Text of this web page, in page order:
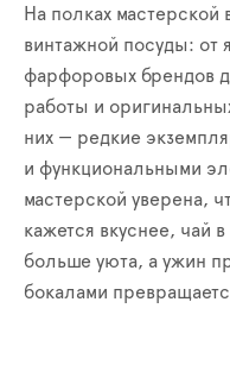
На полках мастерской
винтажной посуды: от
фарфоровых брендов
работы и
них — редкие
и функциональными
мастерской уверена,
кажется вкуснее, чай
больше уюта, а ужин
бокалами